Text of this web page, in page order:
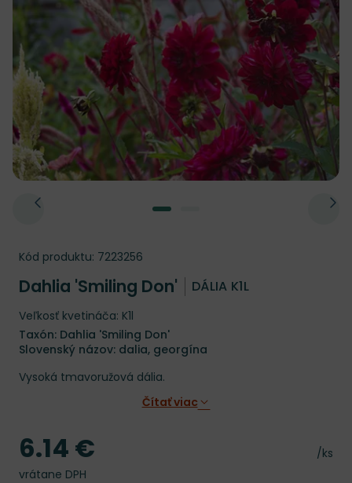
Kód produktu: 7223256
Dahlia 'Smiling Don' DÁLIA K1L
Veľkosť kvetináča: K1l
Taxón: Dahlia 'Smiling Don'
Slovenský názov: dalia, georgína
Vysoká tmavoružová dália.
Čítať viac
Cena
/ks
Cena
6.14 €
vrátane DPH